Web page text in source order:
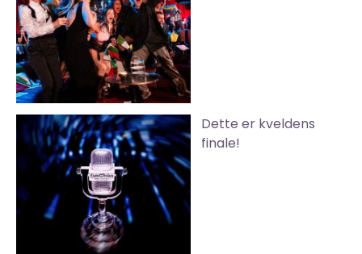
Dette er kveldens
finale!